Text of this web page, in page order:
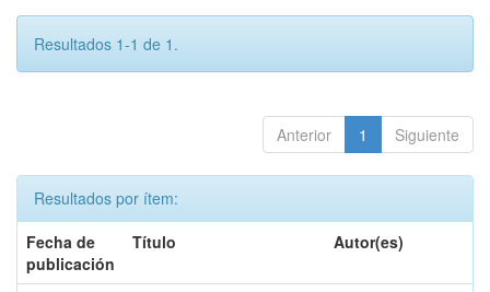
Resultados 1-1 de 1.
Anterior 1 Siguiente
Resultados por ítem:
Fecha de
publicación
Título Autor(es)